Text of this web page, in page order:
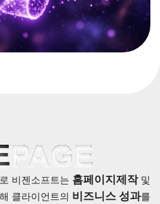
PAGE
비젠소프트는 홈페이지제작및
클라이언트의 비즈니스 성과를